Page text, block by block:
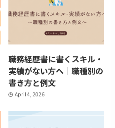
職務経歴書に書くスキル・
実績がない方へ｜職種別の
書き方と例文
April 4, 2026